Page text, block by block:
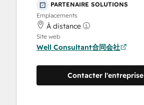
PARTENAIRE SOLUTIONS
Emplacements
À distance
Site web
Well Consultant合同会社
Contacter l'entreprise